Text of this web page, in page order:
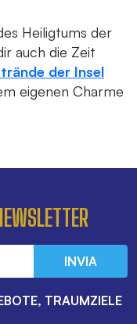
Heiligtums der
auch die Zeit
der Insel
eigenen Charme
INVIA
TRAUMZIELE